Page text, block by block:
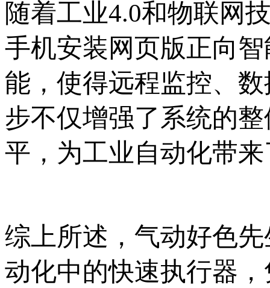
随着工业4.0和物联网技
手机安装网页版正向智
能，使得远程监控
步不仅增强了系统的整
平，为工业自动化带来
综上所述，气动好
动化中的快速执行器